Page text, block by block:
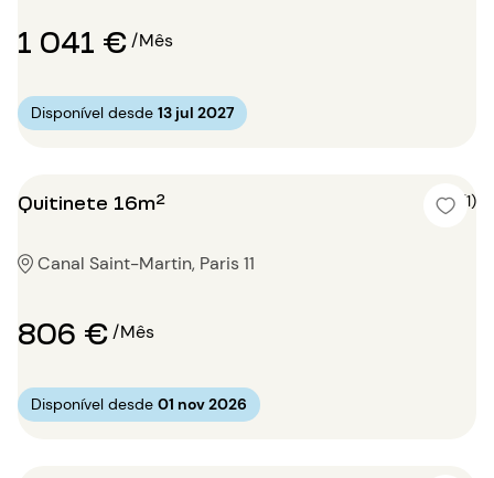
1 041 €/Mês
Disponível desde 13 jul 2027
Quitinete 16m² 4 (1)
Canal Saint-Martin, Paris 11
806 €/Mês
Disponível desde 01 nov 2026